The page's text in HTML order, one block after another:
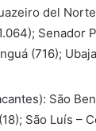
del
Senador
(716);
São
São Luís –